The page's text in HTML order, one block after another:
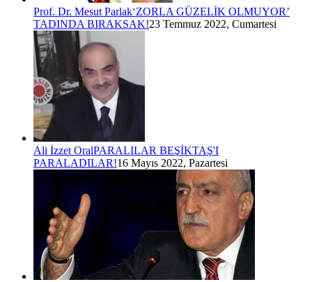
Prof. Dr. Mesut Parlak‘ZORLA GÜZELİK OLMUYOR’
TADINDA BIRAKSAK!23 Temmuz 2022, Cumartesi
Ali İzzet OralPARALILAR BEŞİKTAŞ'I
PARALADILAR!16 Mayıs 2022, Pazartesi